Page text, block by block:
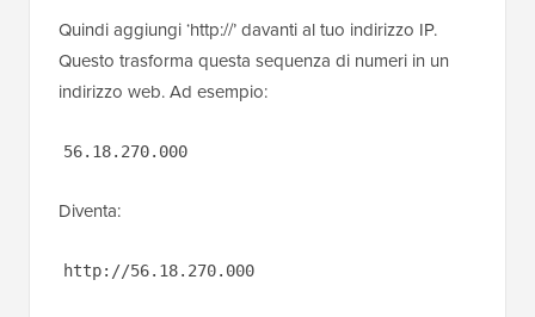
Quindi aggiungi ‘http://’ davanti al tuo indirizzo IP.
Questo trasforma questa sequenza di numeri in un
indirizzo web. Ad esempio:
56.18.270.000
Diventa:
http://56.18.270.000